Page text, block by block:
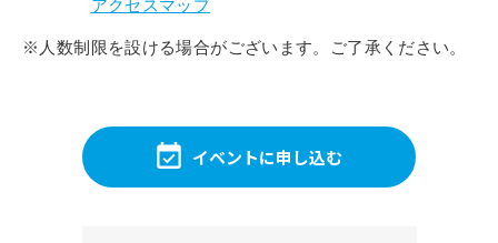
アクセスマップ
※人数制限を設ける場合がございます。ご了承ください。
イベントに申し込む